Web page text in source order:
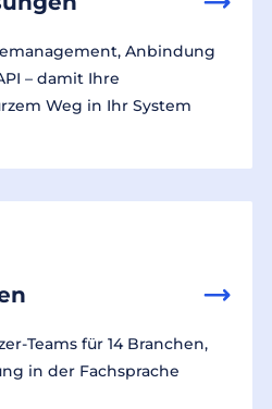
Anbindung
– damit Ihre
Weg in Ihr System
Teams für 14 Branchen,
in der Fachsprache